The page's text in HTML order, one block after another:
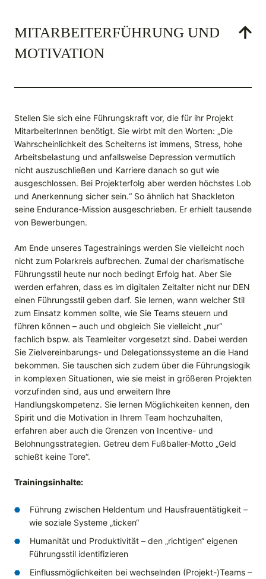
MITARBEITER­FÜHRUNG UND
MOTIVATION
Stellen Sie sich eine Führungskraft vor, die für ihr Projekt
MitarbeiterInnen benötigt. Sie wirbt mit den Worten: „Die
Wahrscheinlichkeit des Scheiterns ist immens, Stress, hohe
Arbeitsbelastung und anfallsweise Depression vermutlich
nicht auszuschließen und Karriere danach so gut wie
ausgeschlossen. Bei Projekterfolg aber werden höchstes Lob
und Anerkennung sicher sein.“ So ähnlich hat Shackleton
seine Endurance-Mission ausgeschrieben. Er erhielt tausende
von Bewerbungen.
Am Ende unseres Tagestrainings werden Sie vielleicht noch
nicht zum Polarkreis aufbrechen. Zumal der charismatische
Führungsstil heute nur noch bedingt Erfolg hat. Aber Sie
werden erfahren, dass es im digitalen Zeitalter nicht nur DEN
einen Führungsstil geben darf. Sie lernen, wann welcher Stil
zum Einsatz kommen sollte, wie Sie Teams steuern und
führen können – auch und obgleich Sie vielleicht „nur“
fachlich bspw. als Teamleiter vorgesetzt sind. Dabei werden
Sie Zielverein­barungs- und Delegationssysteme an die Hand
bekommen. Sie tauschen sich zudem über die Führungslogik
in komplexen Situationen, wie sie meist in größeren Projekten
vorzufinden sind, aus und erweitern Ihre
Handlungskompetenz. Sie lernen Möglichkeiten kennen, den
Spirit und die Motivation in Ihrem Team hochzuhalten,
erfahren aber auch die Grenzen von Incentive- und
Belohnungs­strategien. Getreu dem Fußballer-Motto „Geld
schießt keine Tore“.
Trainingsinhalte:
Führung zwischen Heldentum und Hausfrauentätigkeit –
wie soziale Systeme „ticken“
Humanität und Produktivität – den „richtigen“ eigenen
Führungsstil identifizieren
Einflussmöglichkeiten bei wechselnden (Projekt-)Teams –